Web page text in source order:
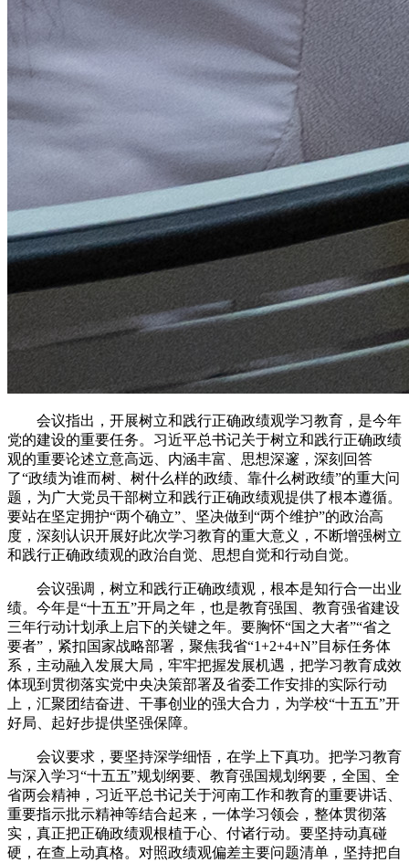
会议指出，开展树立和践行正确政绩观学习教育，是今年
党的建设的重要任务。习近平总书记关于树立和践行正确政绩
观的重要论述立意高远、内涵丰富、思想深邃，深刻回答
了“政绩为谁而树、树什么样的政绩、靠什么树政绩”的重大问
题，为广大党员干部树立和践行正确政绩观提供了根本遵循。
要站在坚定拥护“两个确立”、坚决做到“两个维护”的政治高
度，深刻认识开展好此次学习教育的重大意义，不断增强树立
和践行正确政绩观的政治自觉、思想自觉和行动自觉。
会议强调，树立和践行正确政绩观，根本是知行合一出业
绩。今年是“十五五”开局之年，也是教育强国、教育强省建设
三年行动计划承上启下的关键之年。要胸怀“国之大者”“省之
要者”，紧扣国家战略部署，聚焦我省“1+2+4+N”目标任务体
系，主动融入发展大局，牢牢把握发展机遇，把学习教育成效
体现到贯彻落实党中央决策部署及省委工作安排的实际行动
上，汇聚团结奋进、干事创业的强大合力，为学校“十五五”开
好局、起好步提供坚强保障。
会议要求，要坚持深学细悟，在学上下真功。把学习教育
与深入学习“十五五”规划纲要、教育强国规划纲要，全国、全
省两会精神，习近平总书记关于河南工作和教育的重要讲话、
重要指示批示精神等结合起来，一体学习领会，整体贯彻落
实，真正把正确政绩观根植于心、付诸行动。要坚持动真碰
硬，在查上动真格。对照政绩观偏差主要问题清单，坚持把自